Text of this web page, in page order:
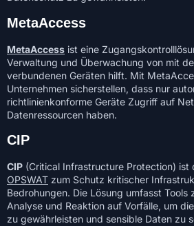
MetaAccess
MetaAccess ist eine
Verwaltung und Überwachung von mit
verbundenen Geräten hilft. Mit
Unternehmen sicherstellen, dass nur
richtlinienkonforme Geräte Zugriff auf
Datenressourcen haben.
CIP
CIP (Critical Infrastructure Protection) ist
OPSWAT zum Schutz kritischer
Bedrohungen. Die Lösung umfasst Tools
Analyse und Reaktion auf Vorfälle, um
zu gewährleisten und sensible Daten zu